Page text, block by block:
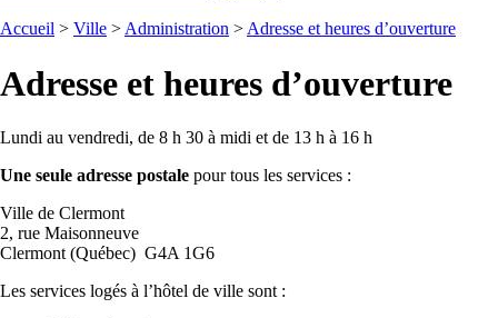
Accueil > Ville > Administration > Adresse et heures d’ouverture
Adresse et heures d’ouverture
Lundi au vendredi, de 8 h 30 à midi et de 13 h à 16 h
Une seule adresse postale pour tous les services :
Ville de Clermont
2, rue Maisonneuve
Clermont (Québec) G4A 1G6
Les services logés à l’hôtel de ville sont :